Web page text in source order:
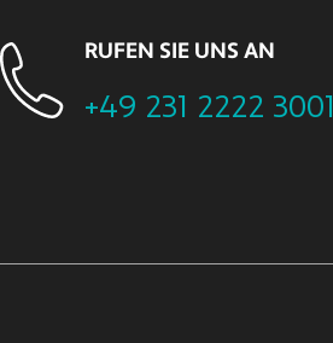
RUFEN SIE UNS AN
+49 231 2222 3001